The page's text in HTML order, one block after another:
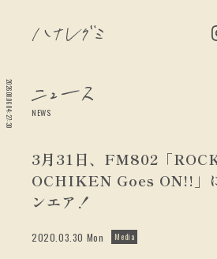
2026.08.06 04:27:30 NEWS
3月31日、FM802「
OCHIKEN Goes ON!!」
ンエア！
2020.03.30 Mon Media